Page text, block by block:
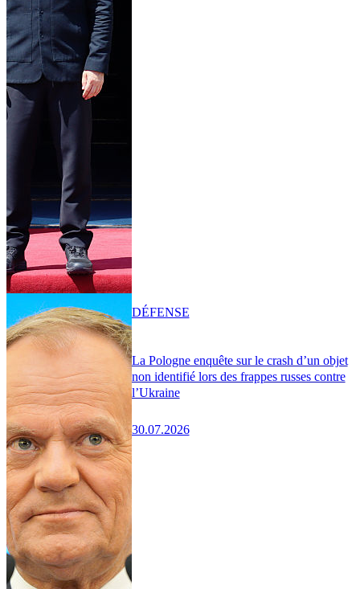
La Pologne enquête sur le crash d’un objet
non identifié lors des frappes russes contre
l’Ukraine
30.07.2026
DÉFENSE